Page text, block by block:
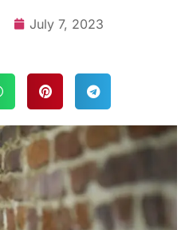
July 7, 2023